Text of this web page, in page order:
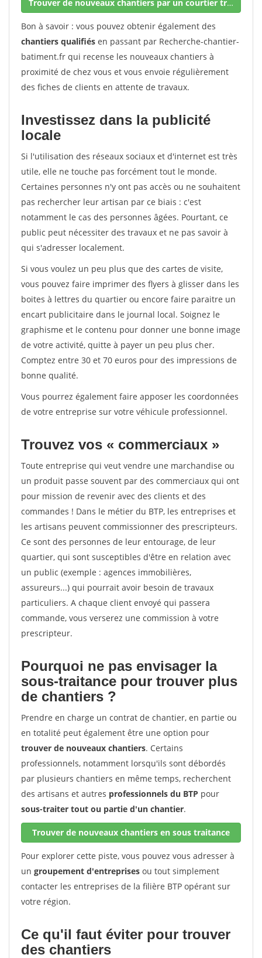
Trouver de nouveaux chantiers par un courtier travaux
Bon à savoir : vous pouvez obtenir également des
chantiers qualifiés en passant par Recherche-chantier-
batiment.fr qui recense les nouveaux chantiers à
proximité de chez vous et vous envoie régulièrement
des fiches de clients en attente de travaux.
Investissez dans la publicité
locale
Si l'utilisation des réseaux sociaux et d'internet est très
utile, elle ne touche pas forcément tout le monde.
Certaines personnes n'y ont pas accès ou ne souhaitent
pas rechercher leur artisan par ce biais : c'est
notamment le cas des personnes âgées. Pourtant, ce
public peut nécessiter des travaux et ne pas savoir à
qui s'adresser localement.
Si vous voulez un peu plus que des cartes de visite,
vous pouvez faire imprimer des flyers à glisser dans les
boites à lettres du quartier ou encore faire paraitre un
encart publicitaire dans le journal local. Soignez le
graphisme et le contenu pour donner une bonne image
de votre activité, quitte à payer un peu plus cher.
Comptez entre 30 et 70 euros pour des impressions de
bonne qualité.
Vous pourrez également faire apposer les coordonnées
de votre entreprise sur votre véhicule professionnel.
Trouvez vos « commerciaux »
Toute entreprise qui veut vendre une marchandise ou
un produit passe souvent par des commerciaux qui ont
pour mission de revenir avec des clients et des
commandes ! Dans le métier du BTP, les entreprises et
les artisans peuvent commissionner des prescripteurs.
Ce sont des personnes de leur entourage, de leur
quartier, qui sont susceptibles d'être en relation avec
un public (exemple : agences immobilières,
assureurs...) qui pourrait avoir besoin de travaux
particuliers. A chaque client envoyé qui passera
commande, vous verserez une commission à votre
prescripteur.
Pourquoi ne pas envisager la
sous-traitance pour trouver plus
de chantiers ?
Prendre en charge un contrat de chantier, en partie ou
en totalité peut également être une option pour
trouver de nouveaux chantiers. Certains
professionnels, notamment lorsqu'ils sont débordés
par plusieurs chantiers en même temps, recherchent
des artisans et autres professionnels du BTP pour
sous-traiter tout ou partie d'un chantier.
Trouver de nouveaux chantiers en sous traitance
Pour explorer cette piste, vous pouvez vous adresser à
un groupement d'entreprises ou tout simplement
contacter les entreprises de la filière BTP opérant sur
votre région.
Ce qu'il faut éviter pour trouver
des chantiers